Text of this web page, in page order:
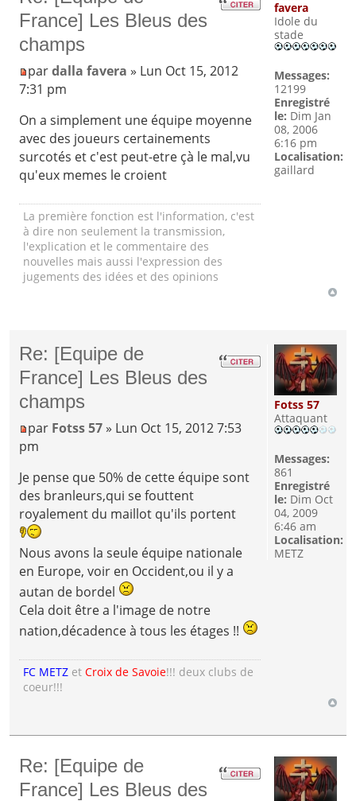
France] Les Bleus des
champs
pardalla favera » Lun Oct 15, 2012
7:31 pm
On a simplement une équipe moyenne
avec des joueurs certainements
surcotés et c'est peut-etre çà le mal,vu
qu'eux memes le croient
La première fonction est l'information, c'est
à dire non seulement la transmission,
l'explication et le commentaire des
nouvelles mais aussi l'expression des
jugements des idées et des opinions
favera
Idole du
stade
Messages:
12199
Enregistré
le: Dim Jan
08, 2006
6:16 pm
Localisation:
gaillard
Re: [Equipe de
France] Les Bleus des
champs
par Fotss 57 » Lun Oct 15, 2012 7:53
pm
Je pense que 50% de cette équipe sont
des branleurs,qui se fouttent
royalement du maillot qu'ils portent
Nous avons la seule équipe nationale
en Europe, voir en Occident,ou il y a
autan de bordel
Cela doit être a l'image de notre
nation,décadence à tous les étages !!
FC METZ etCroix de Savoie!!! deux clubs de
coeur!!!
Fotss 57
Attaquant
Messages:
861
Enregistré
le: Dim Oct
04, 2009
6:46 am
Localisation:
METZ
Re: [Equipe de
France] Les Bleus des